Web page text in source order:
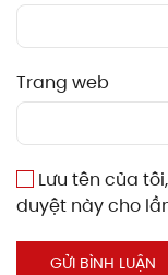
Trang web
Lưu tên của
duyệt này cho
GỬI BÌNH LUẬN